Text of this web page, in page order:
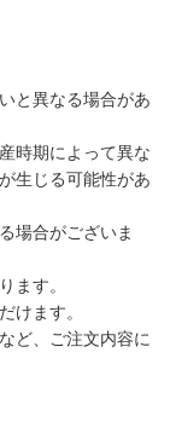
と異なる場合があ
時期によって異な
生じる可能性があ
場合がございま
ます。
けます。
ど、ご注文内容に